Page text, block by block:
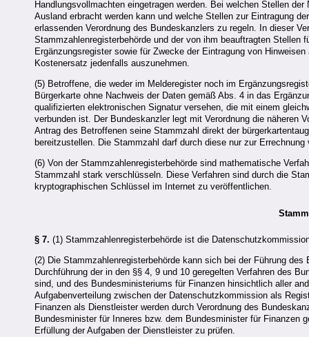
Handlungsvollmachten eingetragen werden. Bei welchen Stellen
Ausland erbracht werden kann und welche Stellen zur Eintragung
erlassenden Verordnung des Bundeskanzlers zu regeln. In dieser
Stammzahlenregisterbehörde und der von ihm beauftragten
Ergänzungsregister sowie für Zwecke der Eintragung von
Kostenersatz jedenfalls auszunehmen.
(5) Betroffene, die weder im Melderegister noch im
Bürgerkarte ohne Nachweis der Daten gemäß Abs. 4 in das
qualifizierten elektronischen Signatur versehen, die mit einem
verbunden ist. Der Bundeskanzler legt mit Verordnung die näheren
Antrag des Betroffenen seine Stammzahl direkt der
bereitzustellen. Die Stammzahl darf durch diese nur zur
(6) Von der Stammzahlenregisterbehörde sind mathematische
Stammzahl stark verschlüsseln. Diese Verfahren sind durch die
kryptographischen Schlüssel im Internet zu veröffentlichen.
§ 7. (1) Stammzahlenregisterbehörde ist die
(2) Die Stammzahlenregisterbehörde kann sich bei der Führung
Durchführung der in den §§ 4, 9 und 10 geregelten Verfahren des
sind, und des Bundesministeriums für Finanzen hinsichtlich aller
Aufgabenverteilung zwischen der Datenschutzkommission als
Finanzen als Dienstleister werden durch Verordnung des
Bundesminister für Inneres bzw. dem Bundesminister für Finanzen
Erfüllung der Aufgaben der Dienstleister zu prüfen.